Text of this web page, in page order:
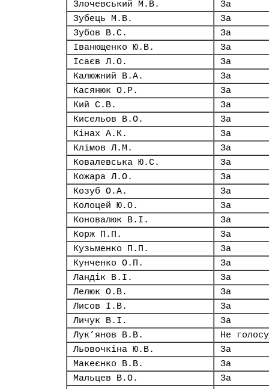
Злочевський М.В.
За
Зубець М.В.
За
Зубов В.С.
За
Іванющенко Ю.В.
За
Ісаєв Л.О.
За
Калюжний В.А.
За
Касянюк О.Р.
За
Кий С.В.
За
Кисельов В.О.
За
Кінах А.К.
За
Клімов Л.М.
За
Ковалевська Ю.С.
За
Кожара Л.О.
За
Козуб О.А.
За
Колоцей Ю.О.
За
Коновалюк В.І.
За
Корж П.П.
За
Кузьменко П.П.
За
Кунченко О.П.
За
Ландік В.І.
За
Лелюк О.В.
За
Лисов І.В.
За
Личук В.І.
За
Лук’янов В.В.
Не
Льовочкіна Ю.В.
За
Макеєнко В.В.
За
Мальцев В.О.
За